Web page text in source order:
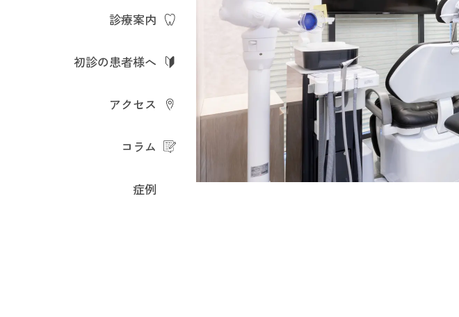
診療案内
初診の患者様へ
アクセス
コラム
症例